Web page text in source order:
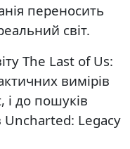
переносить
світ.
The Last of Us:
вимірів
і до пошуків
Uncharted: Legacy